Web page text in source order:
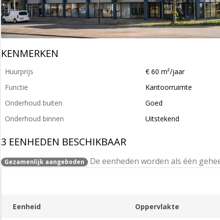
KENMERKEN
Huurprijs
€ 60 m²/jaar
Functie
Kantoorruimte
Onderhoud buiten
Goed
Onderhoud binnen
Uitstekend
3 EENHEDEN BESCHIKBAAR
Gezamenlijk aangeboden De eenheden worden als één
Eenheid Oppervlakte